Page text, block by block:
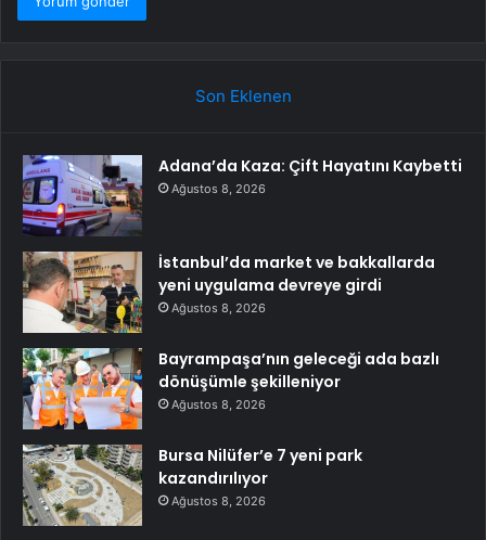
Son Eklenen
Adana’da Kaza: Çift Hayatını Kaybetti
Ağustos 8, 2026
İstanbul’da market ve bakkallarda
yeni uygulama devreye girdi
Ağustos 8, 2026
Bayrampaşa’nın geleceği ada bazlı
dönüşümle şekilleniyor
Ağustos 8, 2026
Bursa Nilüfer’e 7 yeni park
kazandırılıyor
Ağustos 8, 2026